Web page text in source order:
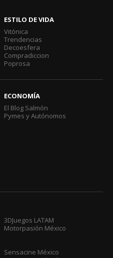
ESTILO DE VIDA
Vitónica
Trendencias
Decoesfera
Compradiccion
Poprosa
ECONOMÍA
El Blog Salmón
Pymes y Autónomos
3DJuegos LATAM
Motorpasión México
Sensacine México